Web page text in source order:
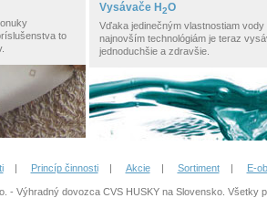
to
Vysávače H 2O
Vďaka jedinečným vlastnostiam vody
najnovším technológiám je teraz
jednoduchšie a zdravšie.
| Princíp činnosti| Akcie| Sortiment| E-
- Výhradný dovozca CVS HUSKY na Slovensko.